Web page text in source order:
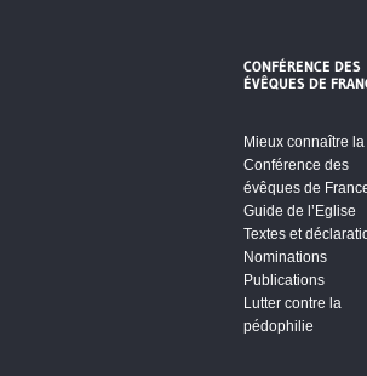
CONFÉRENCE DES
ÉVÊQUES DE
Mieux connaître la
Conférence des
évêques de
Guide de l’Eglise
Textes et
Nominations
Publications
Lutter contre la
pédophilie